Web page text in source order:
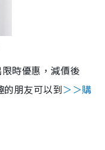
時優惠，減價後
的朋友可以到＞＞購